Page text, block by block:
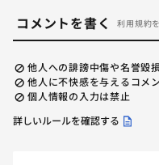
コメントを書く 利用規約
他人への誹謗中傷や名誉毀
他人に不快感を与えるコメ
個人情報の入力は禁止
詳しいルールを確認する